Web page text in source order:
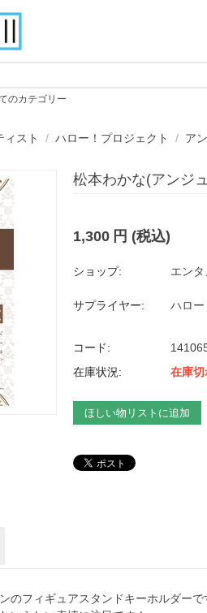
のカテゴリー
ィスト / ハロー！プロジェクト / ア
松本わかな(アンジ
1,300 円 (税込)
ショップ: エン
サプライヤー: ハロ
コード:
在庫状況:
在庫切
ほしい物リストに追加
のフィギュアスタンドキーホルダーで